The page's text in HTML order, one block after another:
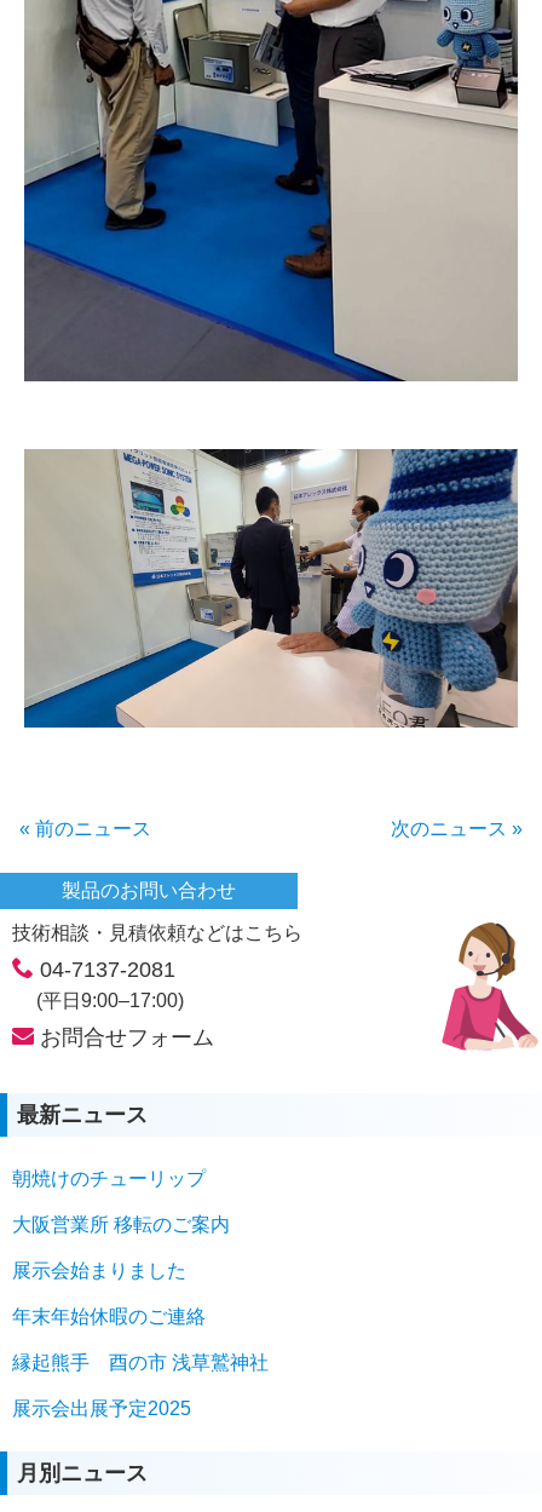
« 前のニュース 次のニュース »
製品のお問い合わせ
技術相談・見積依頼などはこちら
04-7137-2081
(平日9:00–17:00)
お問合せフォーム
最新ニュース
朝焼けのチューリップ
大阪営業所 移転のご案内
展示会始まりました
年末年始休暇のご連絡
縁起熊手 酉の市 浅草鷲神社
展示会出展予定2025
月別ニュース